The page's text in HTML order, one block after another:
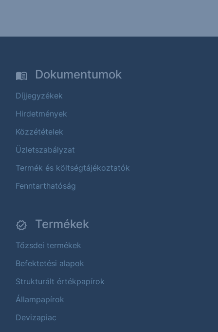
Dokumentumok
Díjjegyzékek
Hirdetmények
Közzétételek
Üzletszabályzat
Termék és költségtájékoztatók
Fenntarthatóság
Termékek
Tőzsdei termékek
Befektetési alapok
Strukturált értékpapírok
Állampapírok
Devizapiac